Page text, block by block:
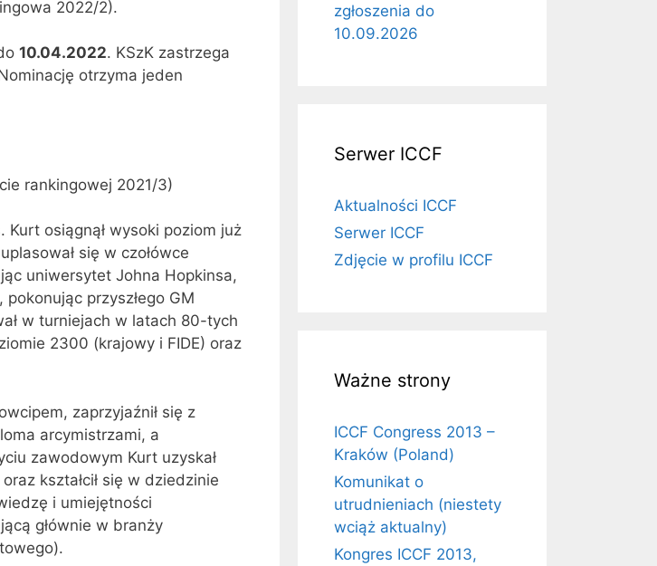
2022/2).
10.04.2022. KSzK zastrzega
otrzyma jeden
rankingowej 2021/3)
Kurt osiągnął wysoki poziom już
się w czołówce
uniwersytet Johna Hopkinsa,
przyszłego GM
w turniejach w latach 80-tych
2300 (krajowy i FIDE) oraz
zaprzyjaźnił się z
arcymistrzami, a
zawodowym Kurt uzyskał
kształcił się w dziedzinie
i umiejętności
głównie w branży
zgłoszenia do
10.09.2026
Serwer ICCF
Aktualności ICCF
Serwer ICCF
Zdjęcie w profilu ICCF
Ważne strony
ICCF Congress 2013 –
Kraków (Poland)
Komunikat o
utrudnieniach (niestety
wciąż aktualny)
Kongres ICCF 2013,